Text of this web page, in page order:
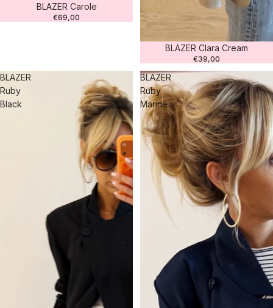
BLAZER Carole
€69,00
BLAZER Clara Cream
€39,00
BLAZER
Ruby
Black
BLAZER
Ruby
Marine